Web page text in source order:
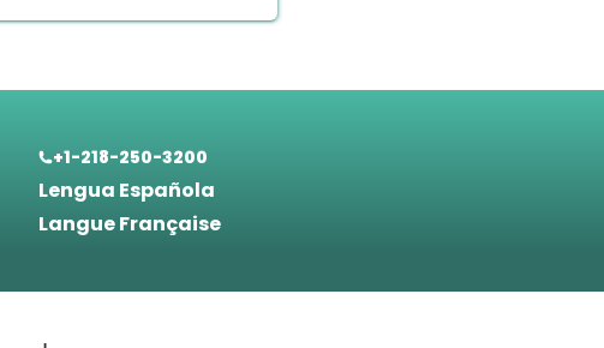
+1-218-250-3200
Lengua Española
Langue Française